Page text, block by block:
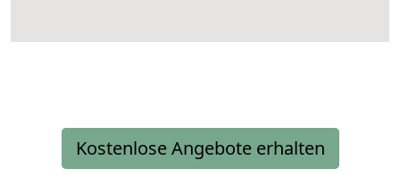
Kostenlose Angebote erhalten